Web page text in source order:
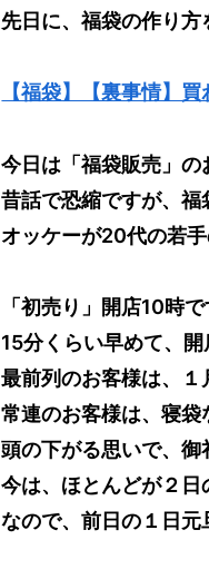
先日に、福袋の作り方
【福袋】【裏事情】
今日は「福袋販売」の
昔話で恐縮ですが、福
オッケーが20代の若手
「初売り」開店10時
15分くらい早めて、開
最前列のお客様は、１
常連のお客様は、寝袋
頭の下がる思いで、御
今は、ほとんどが２日
なので、前日の１日元